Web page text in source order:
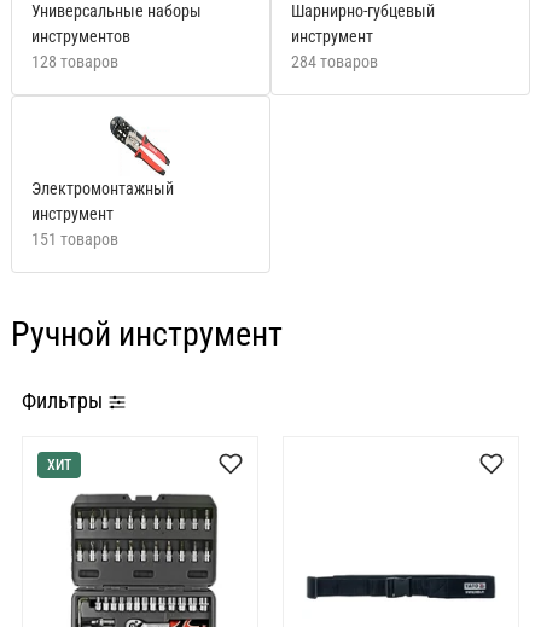
Универсальные наборы
инструментов
128 товаров
Шарнирно-губцевый
инструмент
284 товаров
Электромонтажный
инструмент
151 товаров
Ручной инструмент
Фильтры
ХИТ